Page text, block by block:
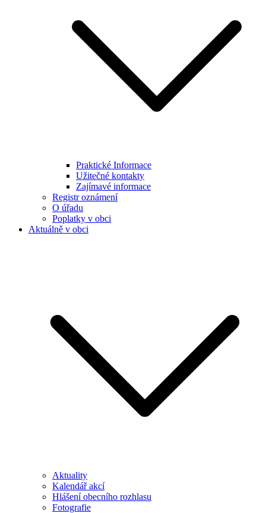
Praktické Informace
Užitečné kontakty
Zajímavé informace
Registr oznámení
O úřadu
Poplatky v obci
Aktuálně v obci
Aktuality
Kalendář akcí
Hlášení obecního rozhlasu
Fotografie